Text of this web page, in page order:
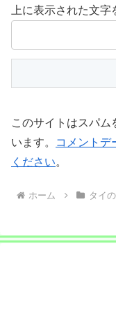
上に表示された文字
このサイトはスパム
います。
コメントデ
ください。
ホーム タイ